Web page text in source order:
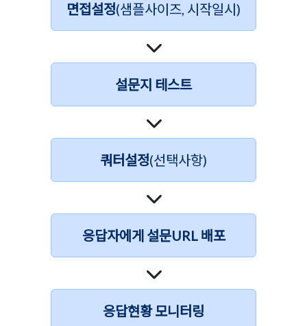
면접설정(샘플사이즈, 시작일시)
설문지 테스트
쿼터설정(선택사항)
응답자에게 설문URL 배포
응답현황 모니터링